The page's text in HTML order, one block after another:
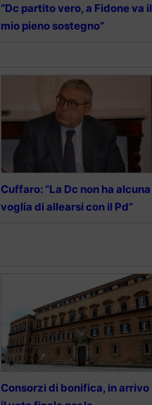
“Dc partito vero, a Fidone va il
mio pieno sostegno”
Cuffaro: “La Dc non ha alcuna
voglia di allearsi con il Pd”
Consorzi di bonifica, in arrivo